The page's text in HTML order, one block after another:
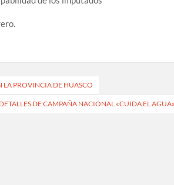
LA PROVINCIA DE HUASCO
DE CAMPAÑA NACIONAL «CUIDA EL